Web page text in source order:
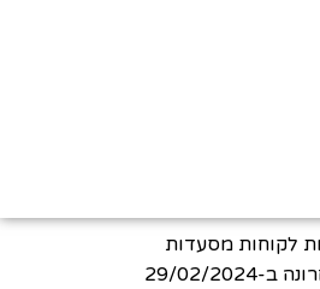
לקוחות מסעדות
ב-29/02/2024